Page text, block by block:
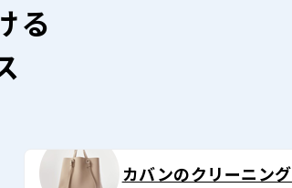
る
カバンのクリーニング